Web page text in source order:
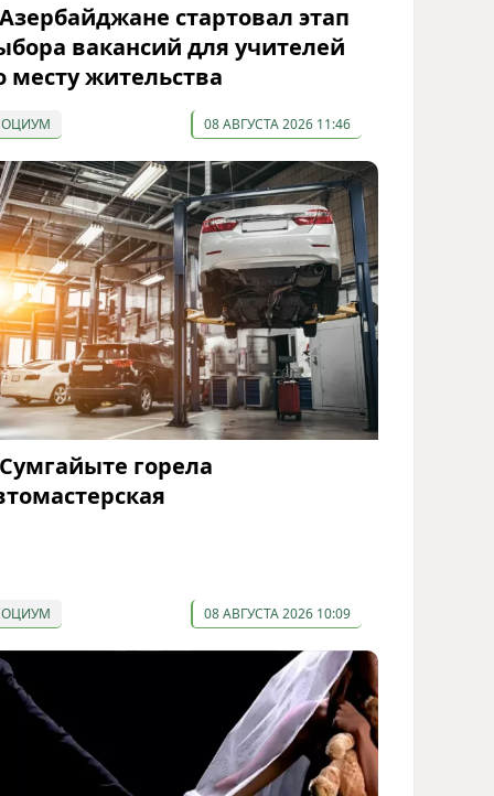
стартовал этап
вакансий для учителей
месту жительства
08 АВГУСТА 2026 11:46
горела
08 АВГУСТА 2026 10:09